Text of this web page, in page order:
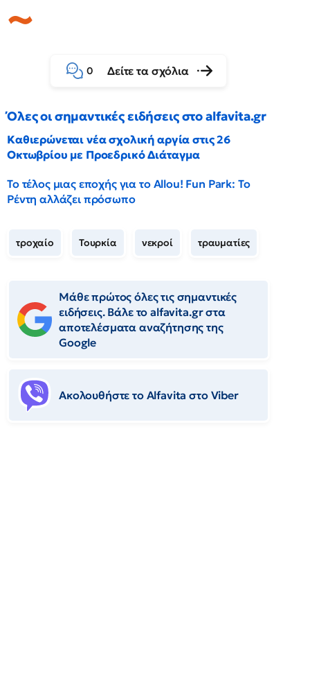
0 Δείτε τα σχόλια
Όλες οι σημαντικές ειδήσεις στο alfavita.gr
Καθιερώνεται νέα σχολική αργία στις 26
Οκτωβρίου με Προεδρικό Διάταγμα
Το τέλος μιας εποχής για το Allou! Fun Park: Το
Ρέντη αλλάζει πρόσωπο
τροχαίο Τουρκία νεκροί τραυματίες
Μάθε πρώτος όλες τις σημαντικές
ειδήσεις. Βάλε το alfavita.gr στα
αποτελέσματα αναζήτησης της
Google
Ακολουθήστε το Αlfavita στο Viber